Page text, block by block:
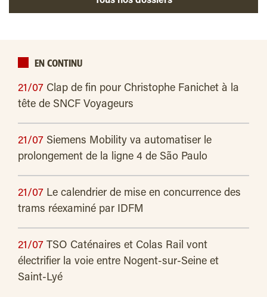
EN CONTINU
21/07 Clap de fin pour Christophe Fanichet à la
tête de SNCF Voyageurs
21/07 Siemens Mobility va automatiser le
prolongement de la ligne 4 de São Paulo
21/07 Le calendrier de mise en concurrence des
trams réexaminé par IDFM
21/07 TSO Caténaires et Colas Rail vont
électrifier la voie entre Nogent-sur-Seine et
Saint-Lyé